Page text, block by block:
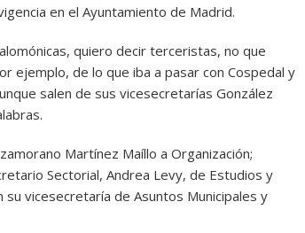
en el Ayuntamiento de Madrid.
quiero decir terceristas, no que
ejemplo, de lo que iba a pasar con Cospedal y
salen de sus vicesecretarías González
Martínez Maíllo a Organización;
Sectorial, Andrea Levy, de Estudios y
vicesecretaría de Asuntos Municipales y